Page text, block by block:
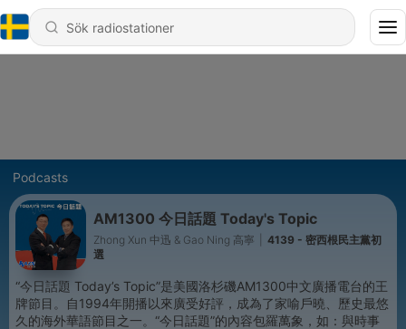
Podcasts
AM1300 今日話題 Today's Topic
Zhong Xun 中迅 & Gao Ning 高寧
4139 - 密西根民主黨初
選
“今日話題 Today’s Topic”是美國洛杉磯AM1300中文廣播電台的王
牌節目。自1994年開播以來廣受好評，成為了家喻戶曉、歷史最悠
久的海外華語節目之一。“今日話題”的內容包羅萬象，如：與時事